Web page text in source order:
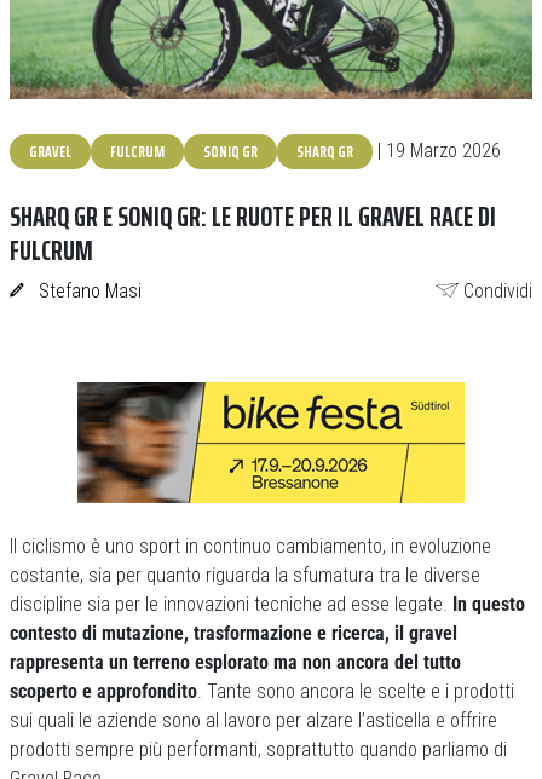
GRAVEL FULCRUM SONIQ GR SHARQ GR | 19 Marzo 2026
SHARQ GR E SONIQ GR: LE RUOTE PER IL GRAVEL RACE DI
FULCRUM
Stefano Masi Condividi
Il ciclismo è uno sport in continuo cambiamento, in evoluzione
costante, sia per quanto riguarda la sfumatura tra le diverse
discipline sia per le innovazioni tecniche ad esse legate. In questo
contesto di mutazione, trasformazione e ricerca, il gravel
rappresenta un terreno esplorato ma non ancora del tutto
scoperto e approfondito. Tante sono ancora le scelte e i prodotti
sui quali le aziende sono al lavoro per alzare l’asticella e offrire
prodotti sempre più performanti, soprattutto quando parliamo di